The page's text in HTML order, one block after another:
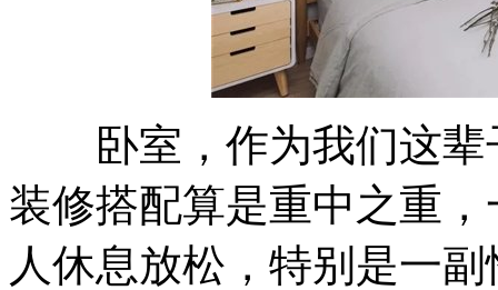
卧室，作为我们这辈
装修搭配算是重中之重
人休息放松，特别是一